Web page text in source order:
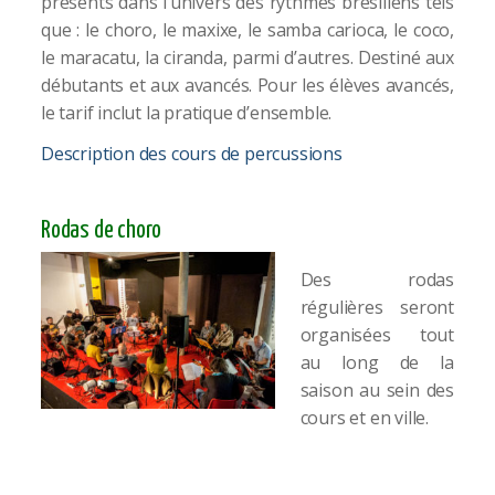
que : le choro, le maxixe, le samba carioca, le coco,
le maracatu, la ciranda, parmi d’autres. Destiné aux
débutants et aux avancés. Pour les élèves avancés,
le tarif inclut la pratique d’ensemble.
Description des cours de percussions
Rodas de choro
Des rodas
régulières seront
organisées tout
au long de la
saison au sein des
cours et en ville.